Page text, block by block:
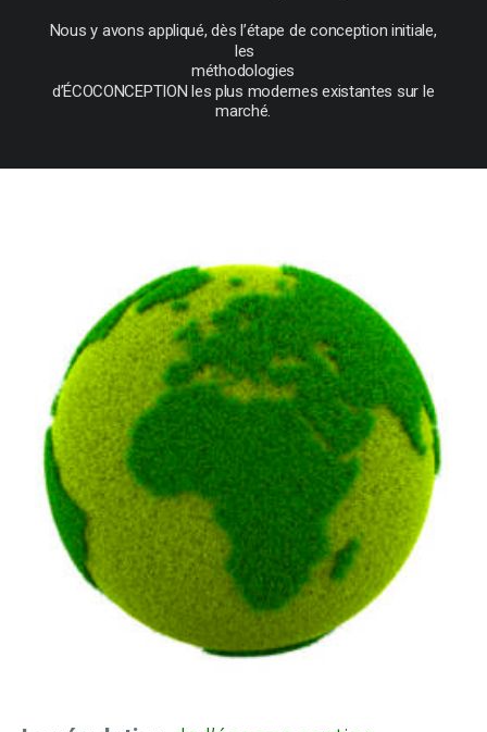
Nous y avons appliqué, dès l’étape de conception initiale,
les
méthodologies
d’ÉCOCONCEPTION les plus modernes existantes sur le
marché.